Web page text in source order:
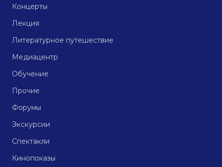
Концерты
Лекция
Литературное путешествие
Медиацентр
Обучение
Прочие
Форумы
Экскурсии
Спектакли
Кинопоказы